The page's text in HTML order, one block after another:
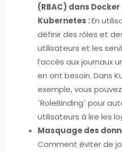
(RBAC) dans
Kubernetes :En
définir des rôles et
utilisateurs et les
l’accès aux journaux
en ont besoin. Dans
exemple, vous
`RoleBinding` pour
utilisateurs à lire les
Masquage des
Comment éviter de